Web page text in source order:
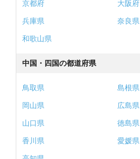
京都府
大阪府
兵庫県
奈良県
和歌山県
中国・四国の都道府県
鳥取県
島根県
岡山県
広島県
山口県
徳島県
香川県
愛媛県